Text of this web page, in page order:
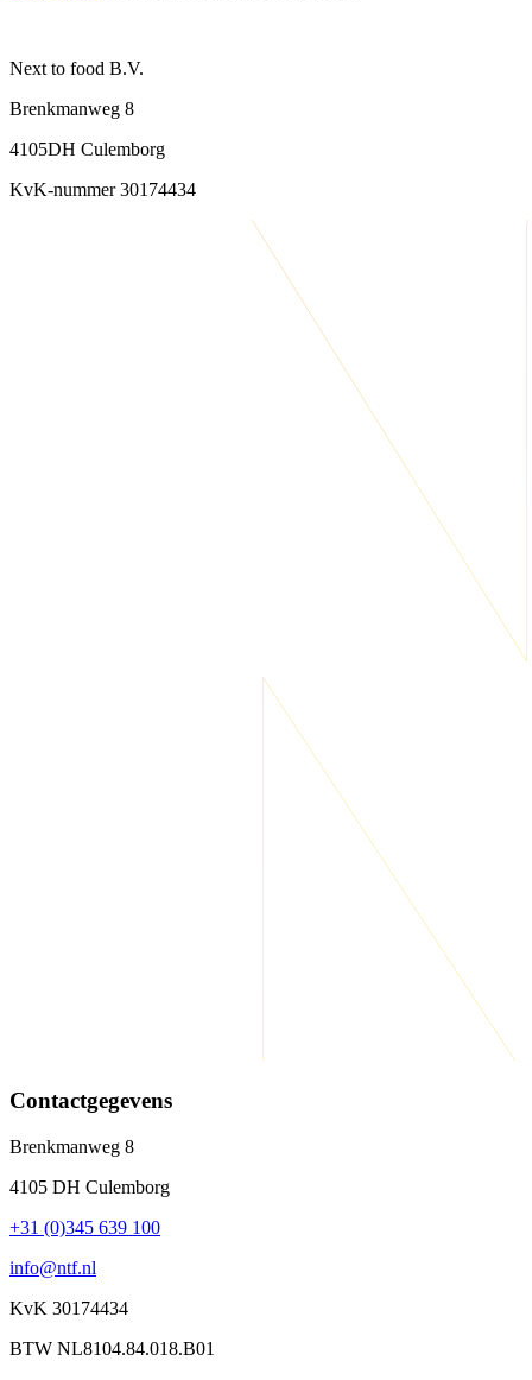
Next to food B.V.
Brenkmanweg 8
4105DH Culemborg
KvK-nummer 30174434
Contactgegevens
Brenkmanweg 8
4105 DH Culemborg
+31 (0)345 639 100
info@ntf.nl
KvK 30174434
BTW NL8104.84.018.B01